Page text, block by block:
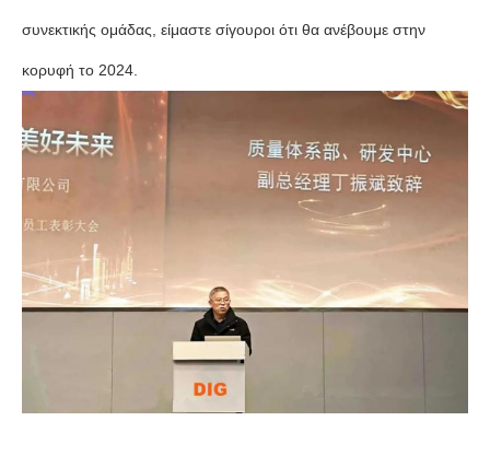
συνεκτικής ομάδας, είμαστε σίγουροι ότι θα ανέβουμε στην
κορυφή το 2024.